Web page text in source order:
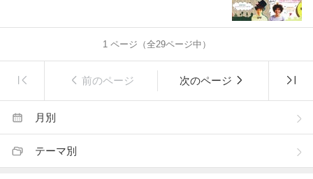
1ページ（全29ページ中）
前のページ 次のページ
月別
テーマ別